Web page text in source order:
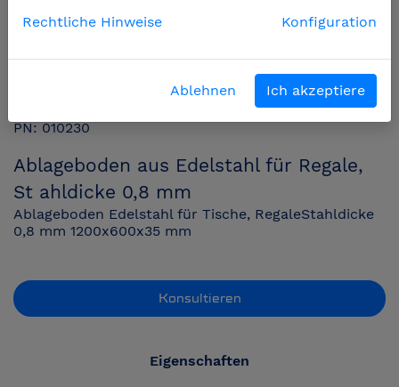
PN: 010230
Ablageboden aus Edelstahl für Regale,
St ahldicke 0,8 mm
Ablageboden Edelstahl für Tische, RegaleStahldicke
0,8 mm 1200x600x35 mm
Konsultieren
Eigenschaften
Rechtliche Hinweise
Konfiguration
Ablehnen Ich akzeptiere